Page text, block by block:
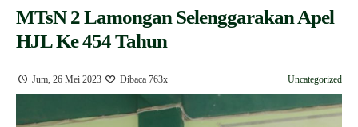
Ekstrakurikuler Madrasah
KURIKULUM
Struktur Organisasi Madrasah
MTsN 2 Lamongan Selenggarakan Apel
HJL Ke 454 Tahun
Jum, 26 Mei 2023 Dibaca 763x Uncategorized